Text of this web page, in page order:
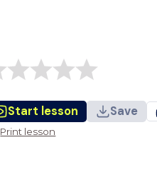
Start lesson Save
Print lesson